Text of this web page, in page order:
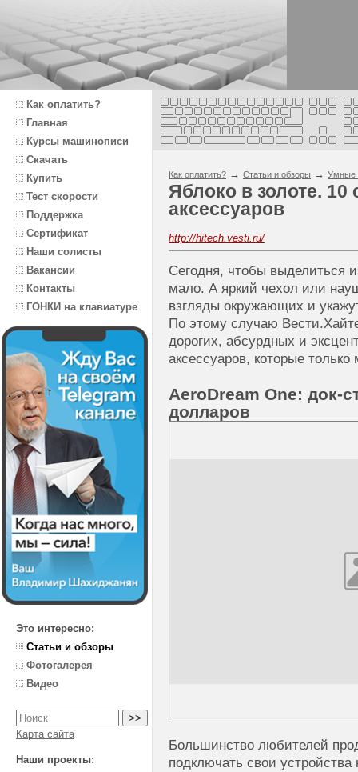
Как оплатить?
Главная
Курсы машинописи
Скачать
Купить
Тест скорости
Поддержка
Сертификат
Наши солисты
Вакансии
Контакты
ГОНКИ на клавиатуре
Это интересно:
Статьи и обзоры
Фотогалерея
Видео
Карта сайта
Наши проекты:
Как оплатить? → Статьи и обзоры → Умные
Яблоко в золоте.
аксессуаров
http://hitech.vesti.ru/
Сегодня, чтобы выделиться
мало. А яркий чехол или
взгляды окружающих и
По этому случаю
дорогих, абсурдных и
аксессуаров, которые только
AeroDream One: док-
долларов
Большинство любителей
подключать свои